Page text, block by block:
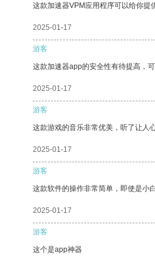
这款加速器VPM应用程序可以给你提
2025-01-17
游客
这款加速器app的安全性有待提高，
2025-01-17
游客
这款游戏的音乐非常优美，听了让人
2025-01-17
游客
这款软件的操作非常简单，即使是小
2025-01-17
游客
这个是app神器